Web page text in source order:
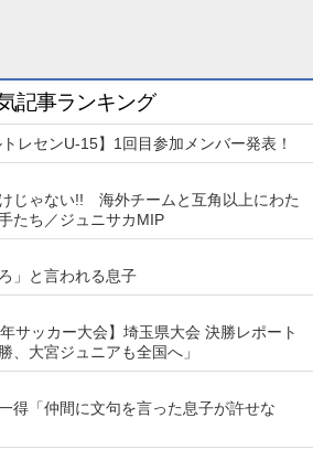
記事ランキング
トレセンU-15】1回目参加メンバー発表！
じゃない!! 海外チームと互角以上にわた
たち／ジュニサカMIP
」と言われる息子
サッカー大会】埼玉県大会 決勝レポート
、大宮ジュニアも全国へ」
得「仲間に文句を言った息子が許せな